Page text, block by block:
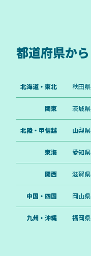
都道府県から
北海道・東北 秋田県
関東 茨城県
北陸・甲信越 山梨県
東海 愛知県
関西 滋賀県
中国・四国 岡山県
九州・沖縄 福岡県